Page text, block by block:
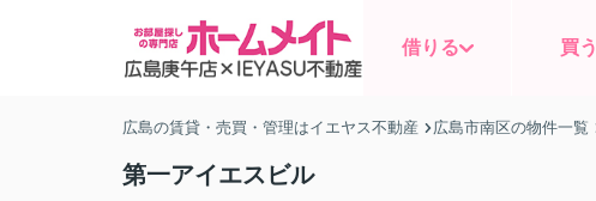
借りる 買う
広島の賃貸・売買・管理はイエヤス不動産 広島市南区の物件一覧
第一アイエスビル